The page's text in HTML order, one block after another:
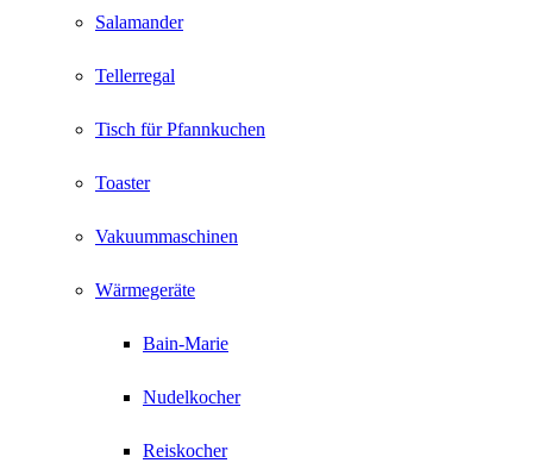
Salamander
Tellerregal
Tisch für Pfannkuchen
Toaster
Vakuummaschinen
Wärmegeräte
Bain-Marie
Nudelkocher
Reiskocher